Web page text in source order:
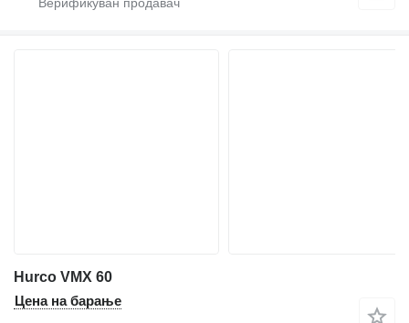
Hurco VMX 60
Цена на барање